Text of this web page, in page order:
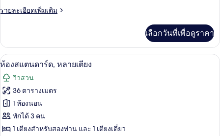
เรีย
รายละเอียดเพิ่มเติม
ราย
เกี่ยว
กับ
ห้อง
พี
เรีย
เลือกวันที่เพื่อดูราคา
เปิด
ภาพถ่าย
ทั้งหมด
ของ
ห้อง
สแตนดาร์ด,
ห้องสแตนดาร์ด, หลายเตียง | มินิบาร์,
8
ห้องสแตนดาร์ด, หลายเตียง
วิวสวน
36 ตารางเมตร
1 ห้องนอน
พักได้ 3 คน
1 เตียงสำหรับสองท่าน และ 1 เตียงเดี่ยว